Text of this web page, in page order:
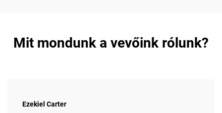
Mit mondunk a vevőink rólunk?
Ezekiel Carter